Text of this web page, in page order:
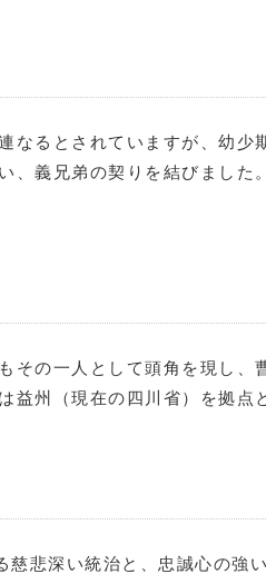
るとされていますが、幼
義兄弟の契りを結びまし
の一人として頭角を現し
益州（現在の四川省）を拠点
悲深い統治と、忠誠心の強